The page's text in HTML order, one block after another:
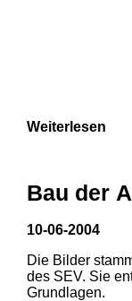
Weiterlesen
Bau der
10-06-2004
Die Bilder
des SEV. Sie
Grundlagen.